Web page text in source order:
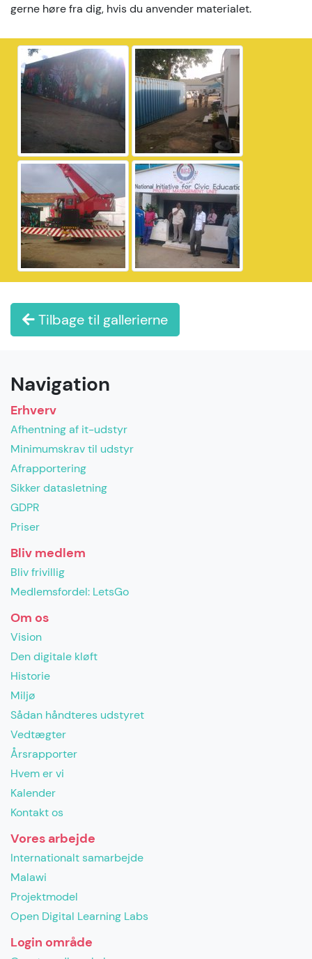
gerne høre fra dig, hvis du anvender materialet.
Tilbage til gallerierne
Navigation
Erhverv
Afhentning af it-udstyr
Minimumskrav til udstyr
Afrapportering
Sikker datasletning
GDPR
Priser
Bliv medlem
Bliv frivillig
Medlemsfordel: LetsGo
Om os
Vision
Den digitale kløft
Historie
Miljø
Sådan håndteres udstyret
Vedtægter
Årsrapporter
Hvem er vi
Kalender
Kontakt os
Vores arbejde
Internationalt samarbejde
Malawi
Projektmodel
Open Digital Learning Labs
Login område